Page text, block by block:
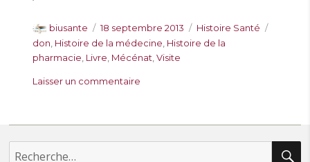
A
u
t
u
biusante
P
u
b
i
e
18 septembre 2013
C
a
i
e
Histoire Santé
t
e
don Histoire de la médecine Histoire de la
pharmacie Livre Mécénat ,Visite
Laisser un commentaire
L
pour :